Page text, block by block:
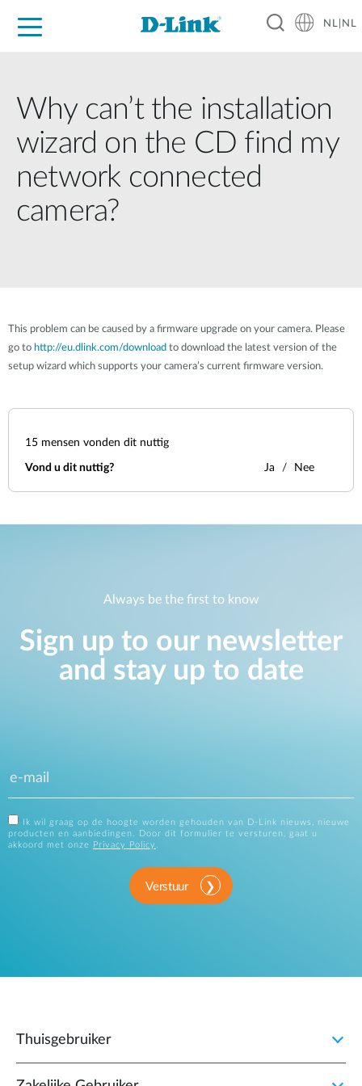
NL|NL
Why can’t the installation
wizard on the CD find my
network connected
camera?
This problem can be caused by a firmware upgrade on your camera. Please
go to http://eu.dlink.com/download to download the latest version of the
setup wizard which supports your camera’s current firmware version.
15 mensen vonden dit nuttig
Vond u dit nuttig? Ja Nee
Always be the first to know
Sign up to our newsletter
and stay up to date
Ik wil graag op de hoogte worden gehouden van D-Link nieuws, nieuwe
producten en aanbiedingen. Door dit formulier te versturen, gaat u
akkoord met onze
Privacy Policy .
Verstuur
Thuisgebruiker